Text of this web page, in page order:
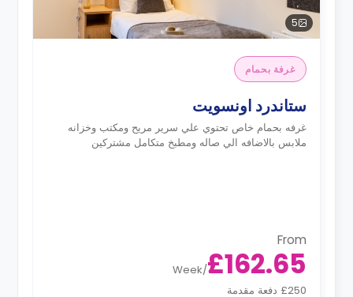
5
غرفة بحمام
ستاندرد اونسويت
غرفه بحمام خاص تحتوي علي سرير مريح ومكتب وخزانه
ملابس بالاضافه الي صاله ومطبخ متكامل مشتركين
From
£162.65
/
Week
£250 دفعة مقدمة